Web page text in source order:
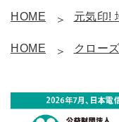
HOME 元気印!
HOME クロー